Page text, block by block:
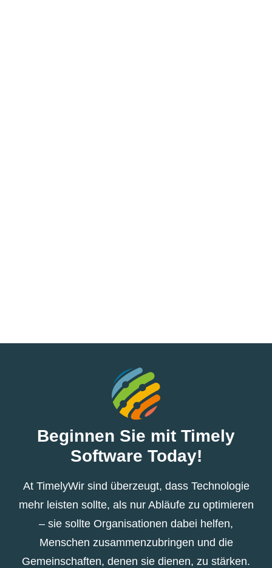
Beginnen Sie mit Timely
Software Today!
At TimelyWir sind überzeugt, dass Technologie
mehr leisten sollte, als nur Abläufe zu optimieren
– sie sollte Organisationen dabei helfen,
Menschen zusammenzubringen und die
Gemeinschaften, denen sie dienen, zu stärken.